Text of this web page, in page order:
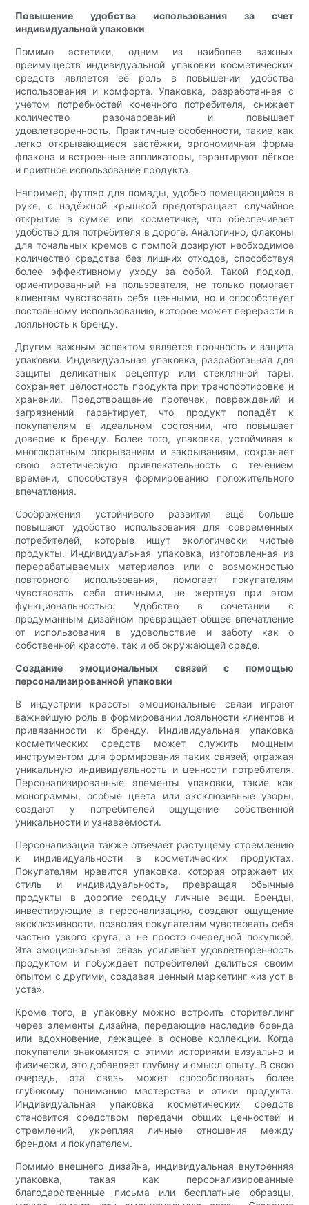
Повышение удобства использования за счет
индивидуальной упаковки
Помимо эстетики, одним из наиболее важных
преимуществ индивидуальной упаковки косметических
средств является её роль в повышении удобства
использования и комфорта. Упаковка, разработанная с
учётом потребностей конечного потребителя, снижает
количество разочарований и повышает
удовлетворенность. Практичные особенности, такие как
легко открывающиеся застёжки, эргономичная форма
флакона и встроенные аппликаторы, гарантируют лёгкое
и приятное использование продукта.
Например, футляр для помады, удобно помещающийся в
руке, с надёжной крышкой предотвращает случайное
открытие в сумке или косметичке, что обеспечивает
удобство для потребителя в дороге. Аналогично, флаконы
для тональных кремов с помпой дозируют необходимое
количество средства без лишних отходов, способствуя
более эффективному уходу за собой. Такой подход,
ориентированный на пользователя, не только помогает
клиентам чувствовать себя ценными, но и способствует
постоянному использованию, которое может перерасти в
лояльность к бренду.
Другим важным аспектом является прочность и защита
упаковки. Индивидуальная упаковка, разработанная для
защиты деликатных рецептур или стеклянной тары,
сохраняет целостность продукта при транспортировке и
хранении. Предотвращение протечек, повреждений и
загрязнений гарантирует, что продукт попадёт к
покупателям в идеальном состоянии, что повышает
доверие к бренду. Более того, упаковка, устойчивая к
многократным открываниям и закрываниям, сохраняет
свою эстетическую привлекательность с течением
времени, способствуя формированию положительного
впечатления.
Соображения устойчивого развития ещё больше
повышают удобство использования для современных
потребителей, которые ищут экологически чистые
продукты. Индивидуальная упаковка, изготовленная из
перерабатываемых материалов или с возможностью
повторного использования, помогает покупателям
чувствовать себя этичными, не жертвуя при этом
функциональностью. Удобство в сочетании с
продуманным дизайном превращает общее впечатление
от использования в удовольствие и заботу как о
собственной красоте, так и об окружающей среде.
Создание эмоциональных связей с помощью
персонализированной упаковки
В индустрии красоты эмоциональные связи играют
важнейшую роль в формировании лояльности клиентов и
привязанности к бренду. Индивидуальная упаковка
косметических средств может служить мощным
инструментом для формирования таких связей, отражая
уникальную индивидуальность и ценности потребителя.
Персонализированные элементы упаковки, такие как
монограммы, особые цвета или эксклюзивные узоры,
создают у потребителей ощущение собственной
уникальности и узнаваемости.
Персонализация также отвечает растущему стремлению
к индивидуальности в косметических продуктах.
Покупателям нравится упаковка, которая отражает их
стиль и индивидуальность, превращая обычные
продукты в дорогие сердцу личные вещи. Бренды,
инвестирующие в персонализацию, создают ощущение
эксклюзивности, позволяя покупателям чувствовать себя
частью узкого круга, а не просто очередной покупкой.
Эта эмоциональная связь усиливает удовлетворенность
продуктом и побуждает потребителей делиться своим
опытом с другими, создавая ценный маркетинг «из уст в
уста».
Кроме того, в упаковку можно встроить сторителлинг
через элементы дизайна, передающие наследие бренда
или вдохновение, лежащее в основе коллекции. Когда
покупатели знакомятся с этими историями визуально и
физически, это добавляет глубину и смысл опыту. В свою
очередь, эта связь может способствовать более
глубокому пониманию мастерства и этики продукта.
Индивидуальная упаковка косметических средств
становится средством передачи общих ценностей и
стремлений, укрепляя личные отношения между
брендом и покупателем.
Помимо внешнего дизайна, индивидуальная внутренняя
упаковка, такая как персонализированные
благодарственные письма или бесплатные образцы,